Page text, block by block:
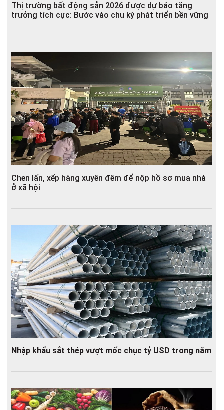
Thị trường bất động sản 2026 được dự báo tăng
trưởng tích cực: Bước vào chu kỳ phát triển bền vững
Chen lấn, xếp hàng xuyên đêm để nộp hồ sơ mua nhà
ở xã hội
Nhập khẩu sắt thép vượt mốc chục tỷ USD trong năm